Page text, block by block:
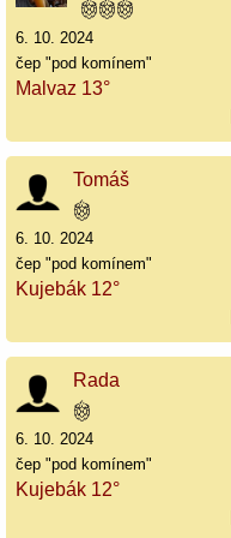
6. 10. 2024
čep "pod komínem"
Malvaz 13°
Tomáš
6. 10. 2024
čep "pod komínem"
Kujebák 12°
Rada
6. 10. 2024
čep "pod komínem"
Kujebák 12°